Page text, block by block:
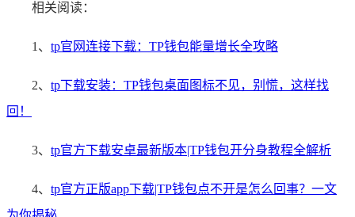
相关阅读：
1、 tp官网连接下载：TP钱包能量增长全攻略
2、 tp下载安装：TP钱包桌面图标不见，别慌，这样找
回！
3、 tp官方下载安卓最新版本|TP钱包开分身教程全解析
4、 tp官方正版app下载|TP钱包点不开是怎么回事？一文